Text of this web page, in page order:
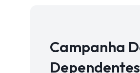
Campanha
Dependentes